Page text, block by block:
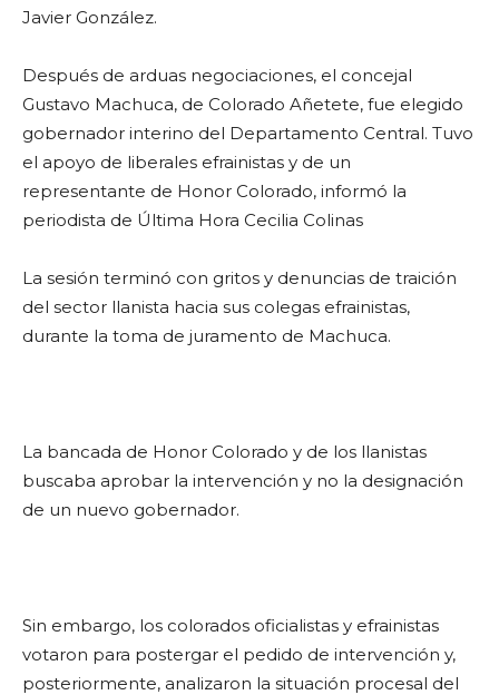
Javier González.
Después de arduas negociaciones, el concejal
Gustavo Machuca, de Colorado Añetete, fue elegido
gobernador interino del Departamento Central. Tuvo
el apoyo de liberales efrainistas y de un
representante de Honor Colorado, informó la
periodista de Última Hora Cecilia Colinas
La sesión terminó con gritos y denuncias de traición
del sector llanista hacia sus colegas efrainistas,
durante la toma de juramento de Machuca.
La bancada de Honor Colorado y de los llanistas
buscaba aprobar la intervención y no la designación
de un nuevo gobernador.
Sin embargo, los colorados oficialistas y efrainistas
votaron para postergar el pedido de intervención y,
posteriormente, analizaron la situación procesal del